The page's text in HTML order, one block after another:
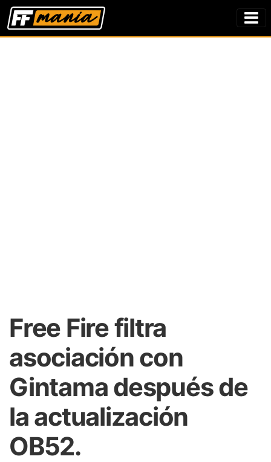
Free Fire filtra
asociación con
Gintama después de
la actualización
OB52.